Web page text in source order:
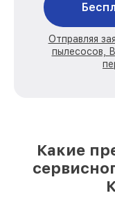
Отправляя
пылесосов,
Какие